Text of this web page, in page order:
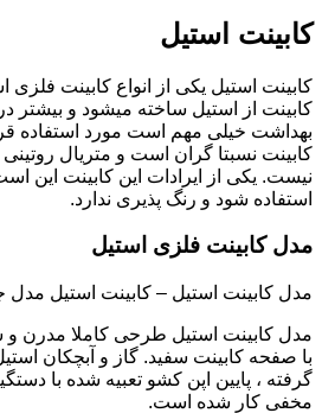
کابینت استیل
کابینت استیل یکی از انواع کابینت
کابینت از استیل ساخته میشود و بیشتر
بهداشت خیلی مهم است مورد استفاده
کابینت نسبتا گران است و متریال
نیست. یکی از ایرادات این کابینت این
استفاده شود و رنگ پذیری ندارد.
مدل کابینت فلزی استیل
مدل کابینت استیل – کابینت استیل مدل
مدل کابینت استیل طرحی کاملا مدرن
با صفحه کابینت سفید. گاز و آبچکان
گرفته ، پایین اپن کشو تعبیه شده با
مخفی کار شده است.